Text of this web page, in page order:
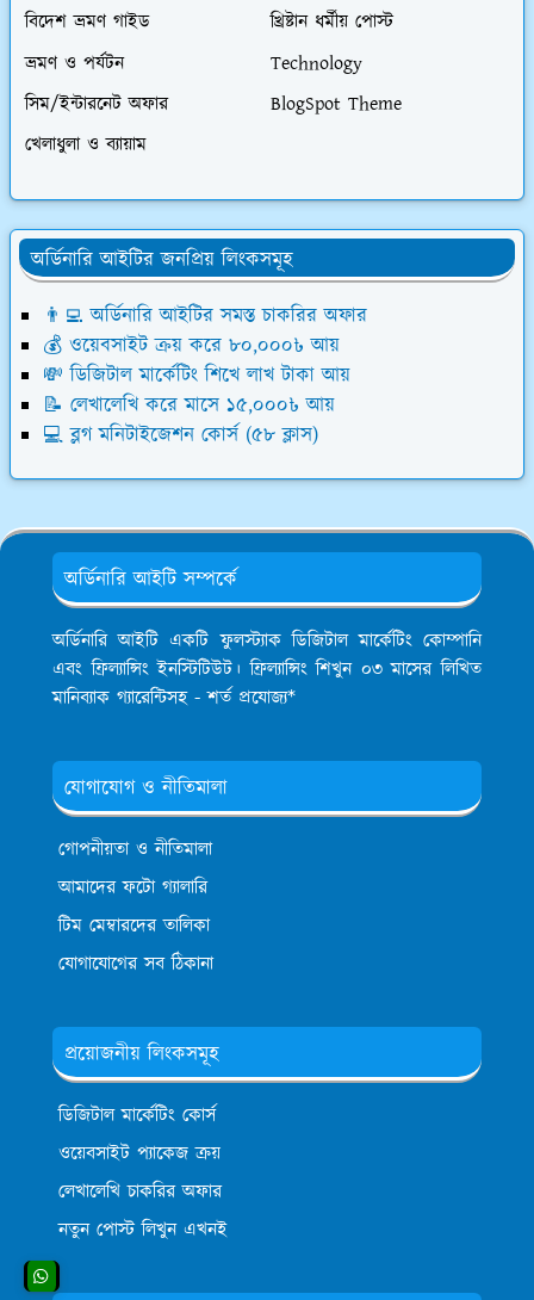
বিদেশ ভ্রমণ গাইড
খ্রিষ্টান ধর্মীয় পোস্ট
ভ্রমণ ও পর্যটন
Technology
সিম/ইন্টারনেট অফার
BlogSpot Theme
খেলাধুলা ও ব্যায়াম
অর্ডিনারি আইটির জনপ্রিয় লিংকসমূহ
👨‍💻 অর্ডিনারি আইটির সমস্ত চাকরির অফার
💰 ওয়েবসাইট ক্রয় করে ৮০,০০০৳ আয়
💸 ডিজিটাল মার্কেটিং শিখে লাখ টাকা আয়
📝 লেখালেখি করে মাসে ১৫,০০০৳ আয়
💻 ব্লগ মনিটাইজেশন কোর্স (৫৮ ক্লাস)
অর্ডিনারি আইটি সম্পর্কে
অর্ডিনারি আইটি একটি ফুলস্ট্যাক ডিজিটাল মার্কেটিং কোম্পানি
এবং ফ্রিল্যান্সিং ইনস্টিটিউট। ফ্রিল্যান্সিং শিখুন ০৩ মাসের লিখিত
মানিব্যাক গ্যারেন্টিসহ - শর্ত প্রযোজ্য*
যোগাযোগ ও নীতিমালা
গোপনীয়তা ও নীতিমালা
আমাদের ফটো গ্যালারি
টিম মেম্বারদের তালিকা
যোগাযোগের সব ঠিকানা
প্রয়োজনীয় লিংকসমূহ
ডিজিটাল মার্কেটিং কোর্স
ওয়েবসাইট প্যাকেজ ক্রয়
লেখালেখি চাকরির অফার
নতুন পোস্ট লিখুন এখনই